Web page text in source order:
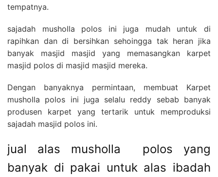
tempatnya.
sajadah musholla polos ini juga mudah untuk di
rapihkan dan di bersihkan sehoingga tak heran jika
banyak masjid masjid yang memasangkan karpet
masjid polos di masjid masjid mereka.
Dengan banyaknya permintaan, membuat Karpet
musholla polos ini juga selalu reddy sebab banyak
produsen karpet yang tertarik untuk memproduksi
sajadah masjid polos ini.
jual alas musholla polos yang
banyak di pakai untuk alas ibadah